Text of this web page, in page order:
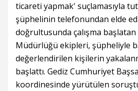
ticareti yapmak' suçlamasıyla
şüphelinin telefonundan elde
doğrultusunda çalışma başlatan
Müdürlüğü ekipleri, şüpheliyle
değerlendirilen kişilerin
başlattı. Gediz Cumhuriyet
koordinesinde yürütülen